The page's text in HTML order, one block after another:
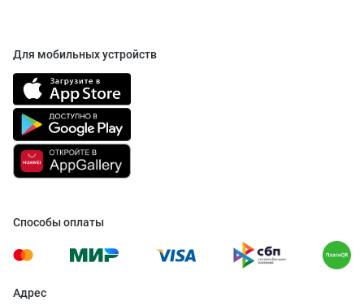
Для мобильных устройств
Способы оплаты
Адрес